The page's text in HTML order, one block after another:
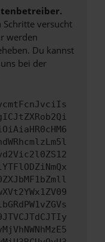
versucht
werden
Du kannst
bei der